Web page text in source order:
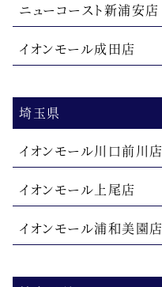
ニューコースト新浦安店
イオンモール成田店
埼玉県
イオンモール川口前川店
イオンモール上尾店
イオンモール浦和美園店